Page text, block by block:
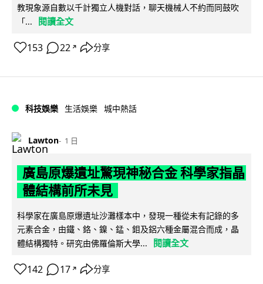
教現象源自數以千計獨立人機對話，聊天機械人不約而同鼓吹
「...
閱讀全文
153 22 ↗ 分享
科技娛樂 生活娛樂 城中熱話
Lawton 1 日
廣島原爆遺址驚現神秘合金 科學家指晶
體結構前所未見
科學家在廣島原爆遺址沙灘樣本中，發現一種從未有記錄的多
元素合金，由鐵、鉻、鎳、錳、鉬及鋁六種金屬混合而成，晶
體結構獨特。研究由佛羅倫斯大學...
閱讀全文
142 17 ↗ 分享